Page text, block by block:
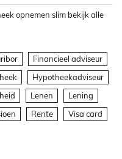
opnemen slim bekijk alle
Financieel adviseur
Hypotheekadviseur
Lenen
Lening
Rente Visa card